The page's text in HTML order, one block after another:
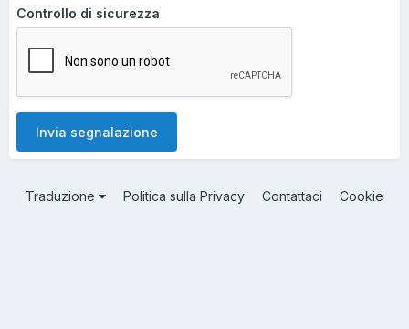
Controllo di sicurezza
Invia segnalazione
Traduzione Politica sulla Privacy Contattaci Cookie